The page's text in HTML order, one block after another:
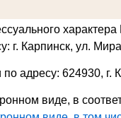
г. Карпинск, ул.
адресу: 624930, г.
виде, в